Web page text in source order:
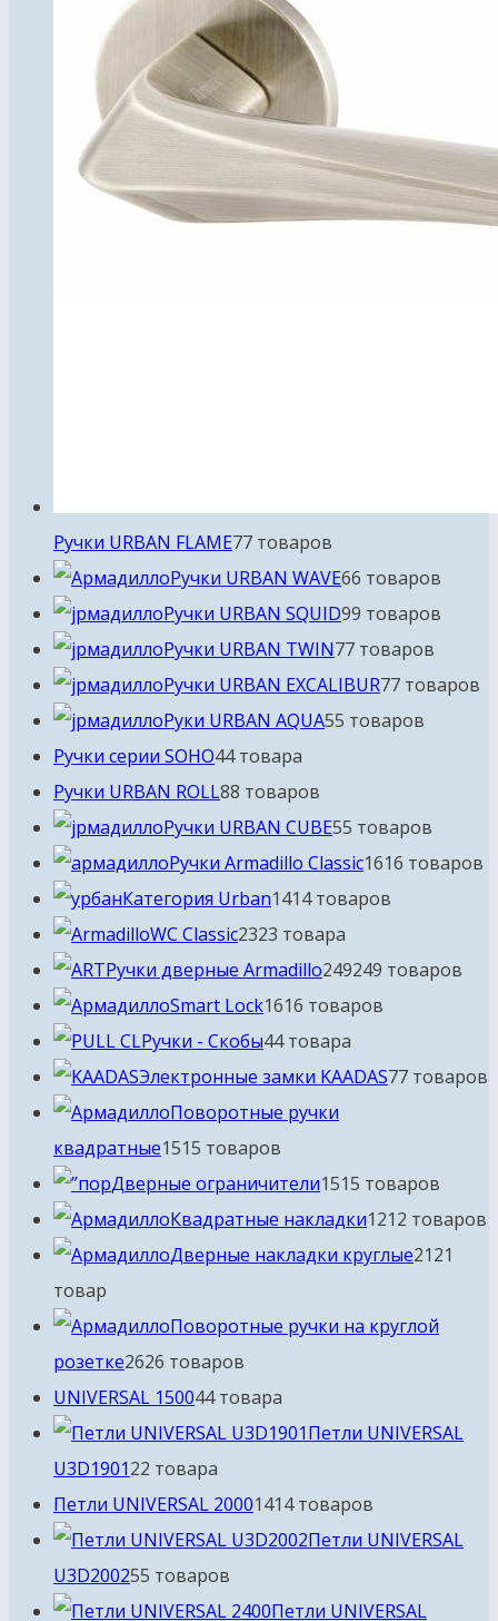
Ручки URBAN FLAME77 товаров
Ручки URBAN WAVE66 товаров
Ручки URBAN SQUID99 товаров
Ручки URBAN TWIN77 товаров
Ручки URBAN EXCALIBUR77 товаров
Руки URBAN AQUA55 товаров
Ручки серии SOHO44 товара
Ручки URBAN ROLL88 товаров
Ручки URBAN CUBE55 товаров
Ручки Armadillo Classic1616 товаров
Категория Urban1414 товаров
WC Classic2323 товара
Ручки дверные Armadillo249249 товаров
Smart Lock1616 товаров
Ручки - Скобы44 товара
Электронные замки KAADAS77 товаров
Поворотные ручки
квадратные1515 товаров
Дверные ограничители1515 товаров
Квадратные накладки1212 товаров
Дверные накладки круглые2121
товар
Поворотные ручки на круглой
розетке2626 товаров
UNIVERSAL 150044 товара
Петли UNIVERSAL
U3D190122 товара
Петли UNIVERSAL 20001414 товаров
Петли UNIVERSAL
U3D200255 товаров
Петли UNIVERSAL